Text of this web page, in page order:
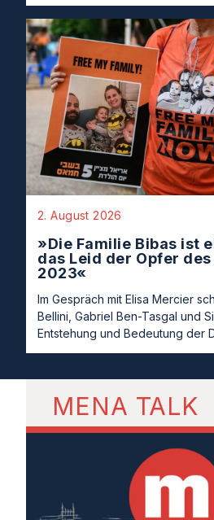
2. August 2026
»Die Familie Bibas ist
das Leid der Opfer des
2023«
Im Gespräch mit Elisa Mercier
Bellini, Gabriel Ben-Tasgal und
Entstehung und Bedeutung der
MENA TALK